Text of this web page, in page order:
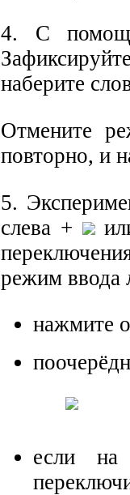
4. С
наберите
Отмените
повторно, и
5.
слева +
режим ввода
нажмите
если на